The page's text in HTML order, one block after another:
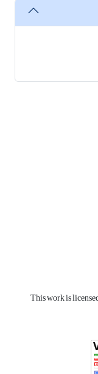
This work is